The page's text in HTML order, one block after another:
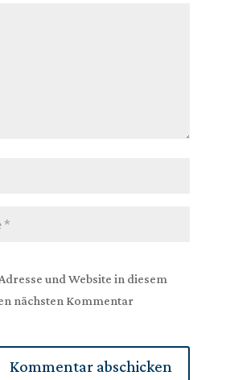
und Website in diesem
nächsten Kommentar
Kommentar abschicken